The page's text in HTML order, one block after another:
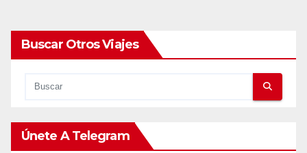
Buscar Otros Viajes
Únete A Telegram